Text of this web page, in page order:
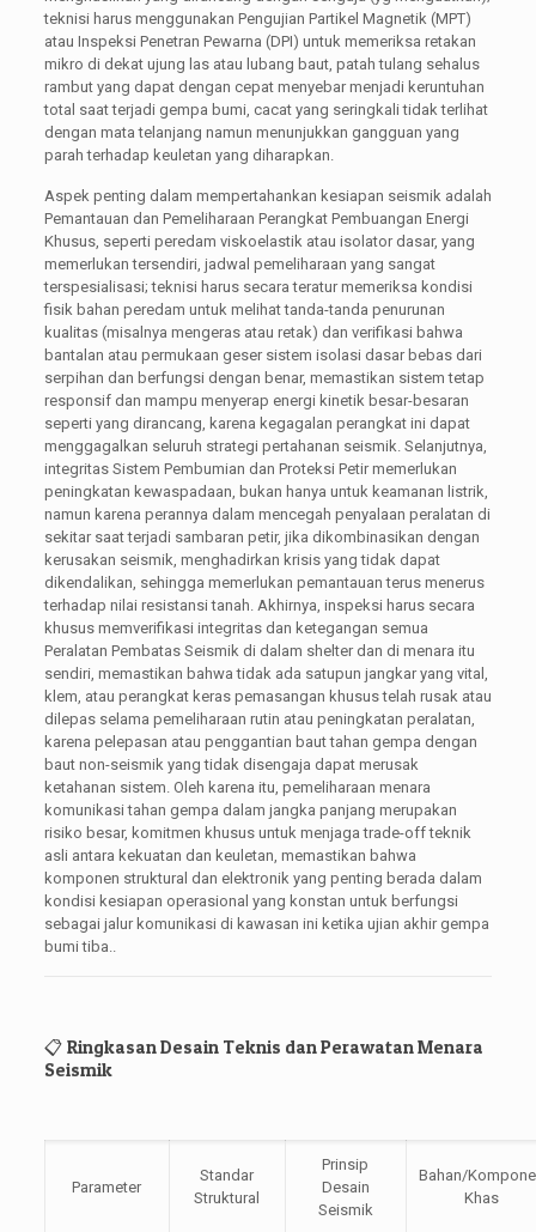
teknisi harus menggunakan Pengujian Partikel Magnetik (MPT)
atau Inspeksi Penetran Pewarna (DPI) untuk memeriksa retakan
mikro di dekat ujung las atau lubang baut, patah tulang sehalus
rambut yang dapat dengan cepat menyebar menjadi keruntuhan
total saat terjadi gempa bumi, cacat yang seringkali tidak terlihat
dengan mata telanjang namun menunjukkan gangguan yang
parah terhadap keuletan yang diharapkan.
Aspek penting dalam mempertahankan kesiapan seismik adalah
Pemantauan dan Pemeliharaan Perangkat Pembuangan Energi
Khusus, seperti peredam viskoelastik atau isolator dasar, yang
memerlukan tersendiri, jadwal pemeliharaan yang sangat
terspesialisasi; teknisi harus secara teratur memeriksa kondisi
fisik bahan peredam untuk melihat tanda-tanda penurunan
kualitas (misalnya mengeras atau retak) dan verifikasi bahwa
bantalan atau permukaan geser sistem isolasi dasar bebas dari
serpihan dan berfungsi dengan benar, memastikan sistem tetap
responsif dan mampu menyerap energi kinetik besar-besaran
seperti yang dirancang, karena kegagalan perangkat ini dapat
menggagalkan seluruh strategi pertahanan seismik. Selanjutnya,
integritas Sistem Pembumian dan Proteksi Petir memerlukan
peningkatan kewaspadaan, bukan hanya untuk keamanan listrik,
namun karena perannya dalam mencegah penyalaan peralatan di
sekitar saat terjadi sambaran petir, jika dikombinasikan dengan
kerusakan seismik, menghadirkan krisis yang tidak dapat
dikendalikan, sehingga memerlukan pemantauan terus menerus
terhadap nilai resistansi tanah. Akhirnya, inspeksi harus secara
khusus memverifikasi integritas dan ketegangan semua
Peralatan Pembatas Seismik di dalam shelter dan di menara itu
sendiri, memastikan bahwa tidak ada satupun jangkar yang vital,
klem, atau perangkat keras pemasangan khusus telah rusak atau
dilepas selama pemeliharaan rutin atau peningkatan peralatan,
karena pelepasan atau penggantian baut tahan gempa dengan
baut non-seismik yang tidak disengaja dapat merusak
ketahanan sistem. Oleh karena itu, pemeliharaan menara
komunikasi tahan gempa dalam jangka panjang merupakan
risiko besar, komitmen khusus untuk menjaga trade-off teknik
asli antara kekuatan dan keuletan, memastikan bahwa
komponen struktural dan elektronik yang penting berada dalam
kondisi kesiapan operasional yang konstan untuk berfungsi
sebagai jalur komunikasi di kawasan ini ketika ujian akhir gempa
bumi tiba..
📋 Ringkasan Desain Teknis dan Perawatan Menara
Seismik
Parameter
Standar
Struktural
Prinsip
Desain
Seismik
Bahan/
Khas